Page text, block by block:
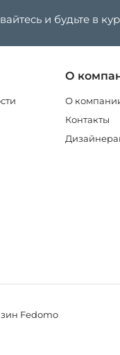
и будьте в
О
О
Контакты
Fedomo